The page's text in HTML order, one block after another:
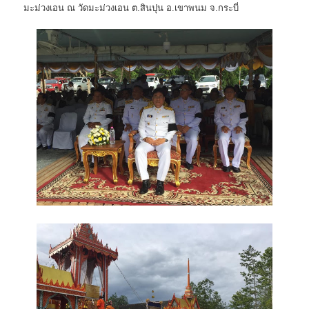
มะม่วงเอน ณ วัดมะม่วงเอน ต.สินปุน อ.เขาพนม จ.กระบี่